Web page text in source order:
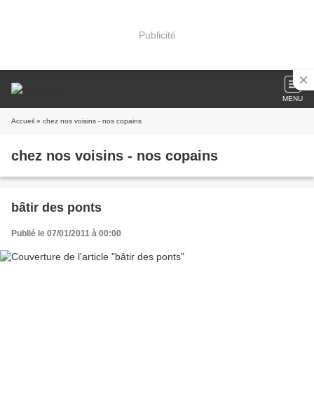
Publicité
MENU
Accueil » chez nos voisins - nos copains
chez nos voisins - nos copains
bâtir des ponts
Publié le 07/01/2011 à 00:00